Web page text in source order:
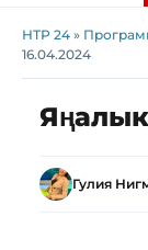
НТР 24 »
16.04.2024
Гулия